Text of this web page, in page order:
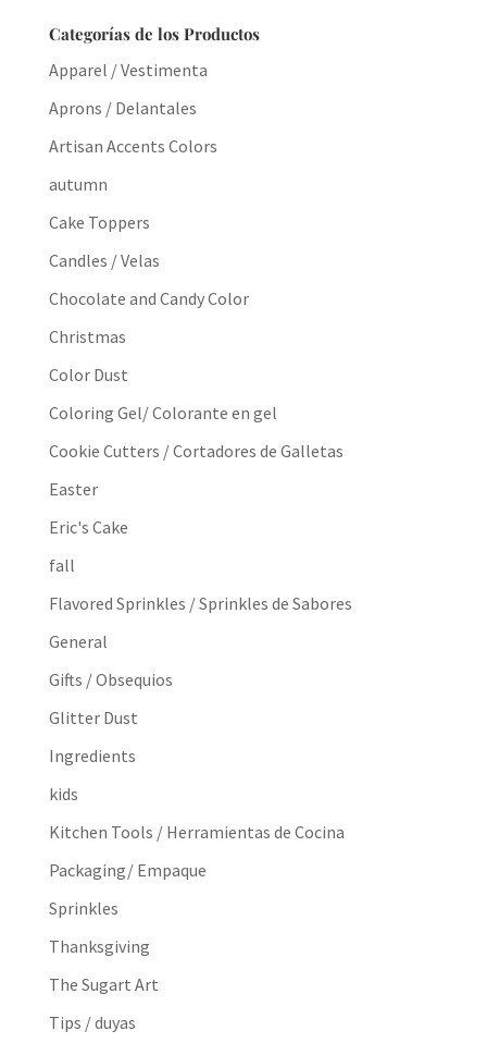
Categorías de los Productos
Apparel / Vestimenta
Aprons / Delantales
Artisan Accents Colors
autumn
Cake Toppers
Candles / Velas
Chocolate and Candy Color
Christmas
Color Dust
Coloring Gel/ Colorante en gel
Cookie Cutters / Cortadores de Galletas
Easter
Eric's Cake
fall
Flavored Sprinkles / Sprinkles de Sabores
General
Gifts / Obsequios
Glitter Dust
Ingredients
kids
Kitchen Tools / Herramientas de Cocina
Packaging/ Empaque
Sprinkles
Thanksgiving
The Sugart Art
Tips / duyas